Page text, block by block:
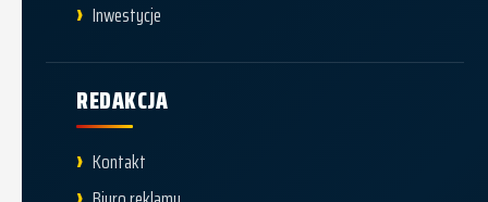
Inwestycje
REDAKCJA
Kontakt